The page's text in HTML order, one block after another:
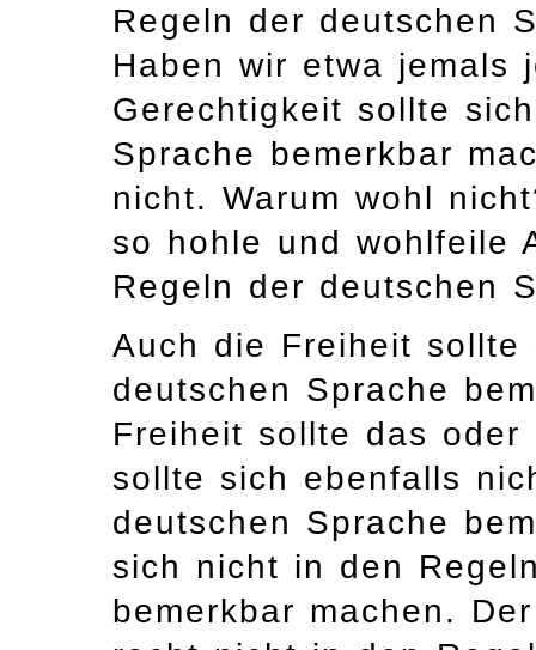
Regeln der deutschen
Haben wir etwa jemals
Gerechtigkeit sollte
Sprache bemerkbar
nicht. Warum wohl
so hohle und wohlfeile
Regeln der deutschen
Auch die Freiheit
deutschen Sprache
Freiheit sollte das
sollte sich ebenfalls
deutschen Sprache
sich nicht in den
bemerkbar machen.